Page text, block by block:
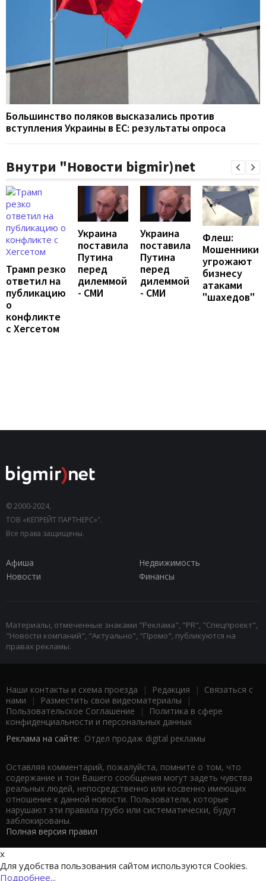
Большинство поляков высказались против
вступления Украины в ЕС: результаты опроса
Внутри "Новости bigmir)net
Трамп резко
ответил на
публикацию
о
конфликте
с Хегсетом
Украина
поставила
Путина
перед
дилеммой
- СМИ
Украина
поставила
Путина
перед
дилеммой
- СМИ
Флеш:
Мошенники
угрожают
бизнесу
атаками
"шахедов"
© 2000-2024,
ТОВ «КЕПРЕЙТ ПАРТНЕРС»".
Все права защищены.
Афиша
Недвижимость
Новости
Финансы
Материалы, отмеченные знаками "Реклама", "PR", "Спецпроект",
"Новости компаний", "Актуально", "Промо", публикуются на
правах рекламы.
Наши контакты и схема проезда | Редакция | Связаться с
нами | Разместить свои видеоматериалы |
Пользовательское Соглашение |
Политика в сфере
конфиденциальности и персональных данных
Реклама на сайте: Отдел продаж digital рекламы
Оставляя комментарий, пожалуйста, помните о том, что
содержание и тон Вашего сообщения могут задеть чувства
реальных людей, непосредственно или косвенно имеющих
отношение к данной новости. Пользователи, которые
нарушают эти правила грубо или систематически, будут
заблокированы.
Полная версия правил
x
Для удобства пользования сайтом используются Cookies.
Подробнее...